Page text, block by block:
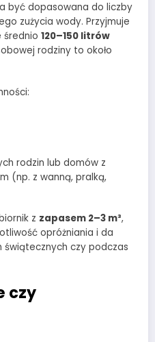
być dopasowana do liczby
zużycia wody. Przyjmuje
średnio 120–150 litrów
rodziny to około
rodzin lub domów z
(np. z wanną, pralką,
z zapasem 2–3 m³,
opróżniania i da
świątecznych czy podczas
czy